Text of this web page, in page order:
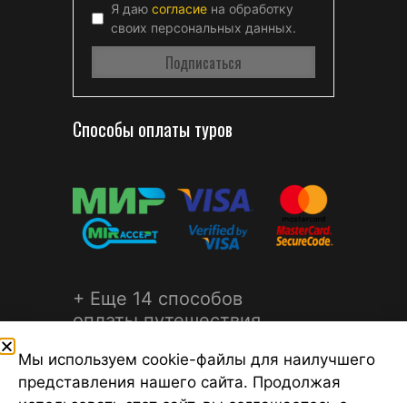
Я даю согласие на обработку
своих персональных данных.
Способы оплаты туров
+ Еще 14 способов
оплаты путешествия
Мы используем cookie-файлы для наилучшего
представления нашего сайта. Продолжая